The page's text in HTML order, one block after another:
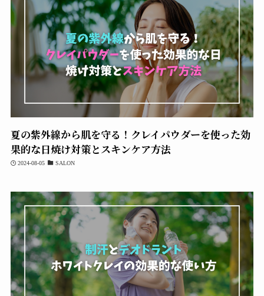
夏の紫外線から肌を守る！クレイパウダーを使った効
果的な日焼け対策とスキンケア方法
2024-08-05 SALON